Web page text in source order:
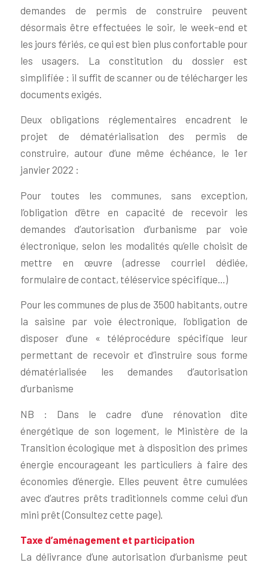
demandes de permis de construire peuvent
désormais être effectuées le soir, le week-end et
les jours fériés, ce qui est bien plus confortable pour
les usagers. La constitution du dossier est
simplifiée : il suffit de scanner ou de télécharger les
documents exigés.
Deux obligations réglementaires encadrent le
projet de dématérialisation des permis de
construire, autour d’une même échéance, le 1er
janvier 2022 :
Pour toutes les communes, sans exception,
l’obligation d’être en capacité de recevoir les
demandes d’autorisation d’urbanisme par voie
électronique, selon les modalités qu’elle choisit de
mettre en œuvre (adresse courriel dédiée,
formulaire de contact, téléservice spécifique…)
Pour les communes de plus de 3500 habitants, outre
la saisine par voie électronique, l’obligation de
disposer d’une « téléprocédure spécifique leur
permettant de recevoir et d’instruire sous forme
dématérialisée les demandes d’autorisation
d’urbanisme
NB : Dans le cadre d’une rénovation dite
énergétique de son logement, le Ministère de la
Transition écologique met à disposition des primes
énergie encourageant les particuliers à faire des
économies d’énergie. Elles peuvent être cumulées
avec d’autres prêts traditionnels comme celui d’un
mini prêt (Consultez cette page).
Taxe d’aménagement et participation
La délivrance d’une autorisation d’urbanisme peut